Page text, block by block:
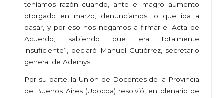
teníamos razón cuando, ante el magro aumento
otorgado en marzo, denunciamos lo que iba a
pasar, y por eso nos negamos a firmar el Acta de
Acuerdo, sabiendo que era totalmente
insuficiente”, declaró Manuel Gutiérrez, secretario
general de Ademys.
Por su parte, la Unión de Docentes de la Provincia
de Buenos Aires (Udocba) resolvió, en plenario de